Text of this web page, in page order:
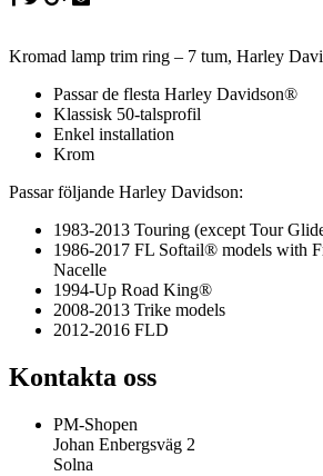
Kromad lamp trim ring – 7 tum, Harley
Passar de flesta Harley Davidson®
Klassisk 50-talsprofil
Enkel installation
Krom
Passar följande Harley Davidson:
1983-2013 Touring (except Tour
1986-2017 FL Softail® models with
Nacelle
1994-Up Road King®
2008-2013 Trike models
2012-2016 FLD
Kontakta oss
PM-Shopen
Johan Enbergsväg 2
Solna